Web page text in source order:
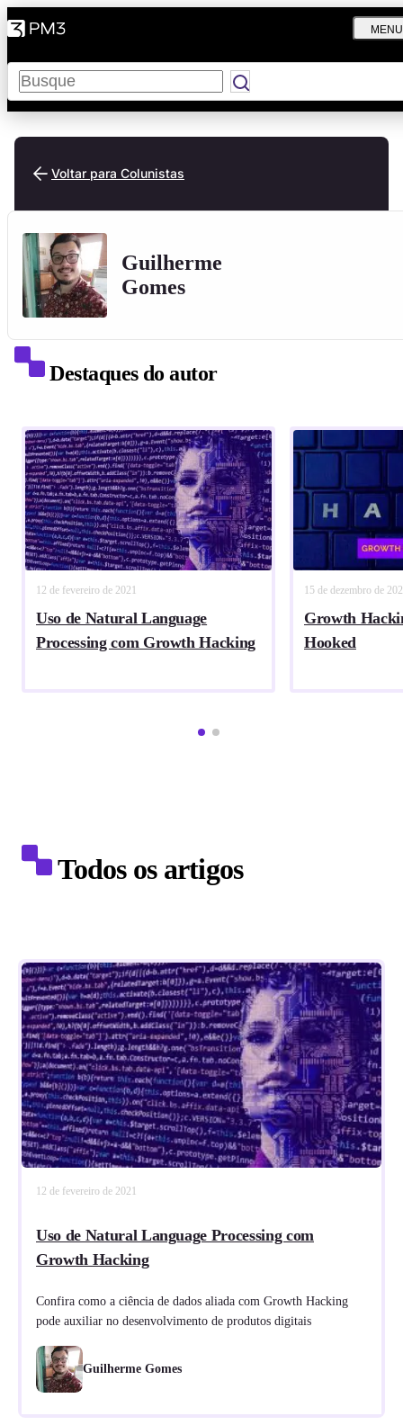
Pesquisar
MENU
Voltar para Colunistas
Guilherme
Gomes
Destaques do autor
12 de fevereiro de 2021
Uso de Natural Language
Processing com Growth Hacking
15 de dezembro de
Growth
Hooked
Todos os artigos
12 de fevereiro de 2021
Uso de Natural Language Processing com
Growth Hacking
Confira como a ciência de dados aliada com Growth Hacking
pode auxiliar no desenvolvimento de produtos digitais
Guilherme Gomes